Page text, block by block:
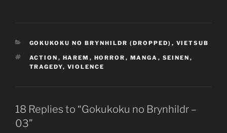
CATEGORIES
GOKUKOKU NO BRYNHILDR (DROPPED) , VIETSUB
TAGS
ACTION , HAREM , HORROR , MANGA , SEINEN ,
TRAGEDY, VIOLENCE
18 Replies to “Gokukoku no Brynhildr –
03”